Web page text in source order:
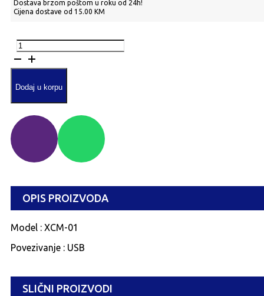
Dostava brzom poštom u roku od 24h!
Cijena dostave od 15.00 KM
XTRIKE
XCM-
01
Dodaj u korpu
OPIS PROIZVODA
Model : XCM-01
Povezivanje : USB
SLIČNI PROIZVODI